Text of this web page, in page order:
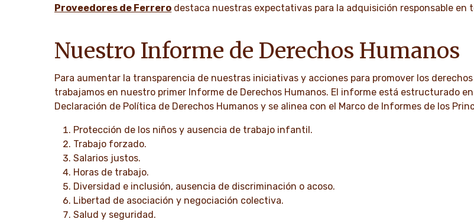
Proveedores de Ferrero destaca nuestras expectativas para la adquisición responsable en
Nuestro Informe de Derechos Humanos
Para aumentar la transparencia de nuestras iniciativas y acciones para promover los
trabajamos en nuestro primer Informe de Derechos Humanos. El informe está estructurado
Declaración de Política de Derechos Humanos y se alinea con el Marco de Informes de los
Protección de los niños y ausencia de trabajo infantil.
Trabajo forzado.
Salarios justos.
Horas de trabajo.
Diversidad e inclusión, ausencia de discriminación o acoso.
Libertad de asociación y negociación colectiva.
Salud y seguridad.